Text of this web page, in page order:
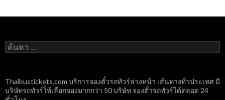
ค้นหา
สำหรับ:
Thaibustickets.com บริการจองตั๋วรถทัวร์ล่วงหน้า เส้นทางทั่วประเทศ มี
บริษัทรถทัวร์ให้เลือกจองมากกว่า 50 บริษัท จองตั๋วรถทัวร์ได้ตลอด 24